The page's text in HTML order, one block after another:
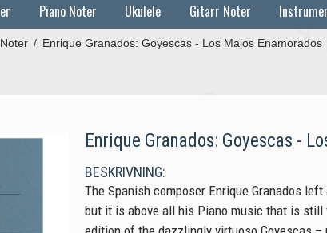
Piano Noter Ukulele Gitarr Noter
/ Enrique Granados: Goyescas - Los Majos Enamorados
Enrique Granados: Goyescas -
BESKRIVNING:
The Spanish composer Enrique Granados
but it is above all his Piano music that is still